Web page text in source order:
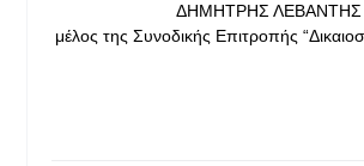
ΔΗΜΗΤΡΗΣ ΛΕΒΑΝΤΗΣ
μέλος της Συνοδικής Επιτροπής